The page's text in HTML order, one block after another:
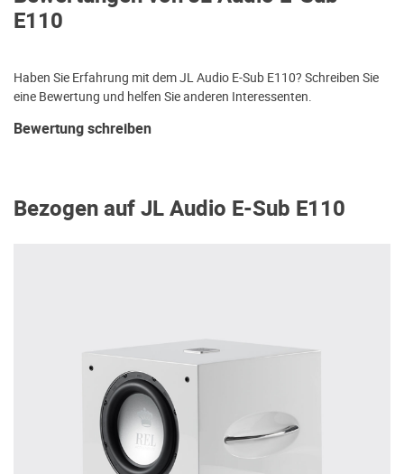
E110
Haben Sie Erfahrung mit dem JL Audio E-Sub E110? Schreiben Sie
eine Bewertung und helfen Sie anderen Interessenten.
Bewertung schreiben
Bezogen auf JL Audio E-Sub E110